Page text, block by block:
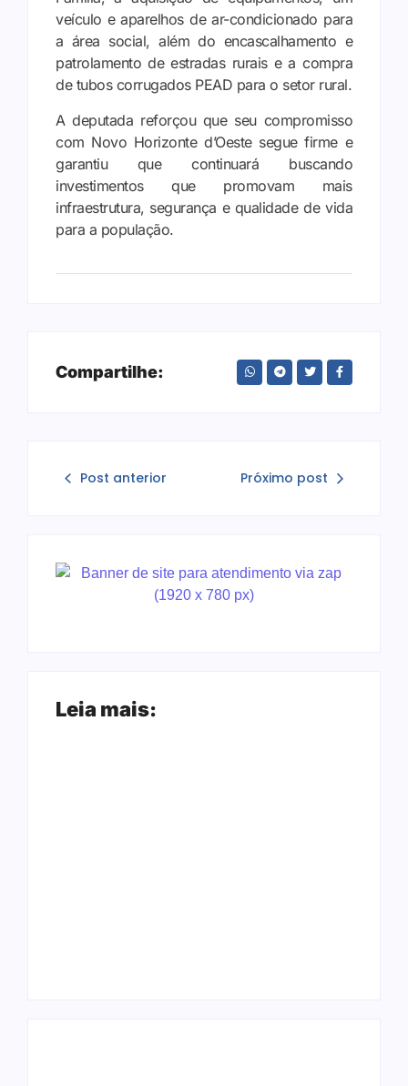
veículo e aparelhos de ar-condicionado para
a área social, além do encascalhamento e
patrolamento de estradas rurais e a compra
de tubos corrugados PEAD para o setor rural.
A deputada reforçou que seu compromisso
com Novo Horizonte d’Oeste segue firme e
garantiu que continuará buscando
investimentos que promovam mais
infraestrutura, segurança e qualidade de vida
para a população.
Compartilhe:
Post anterior Próximo post
Leia mais: